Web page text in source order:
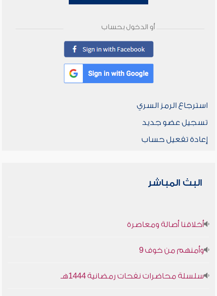
أو الدخول بحساب
استرجاع الرمز السري
تسجيل عضو جديد
إعادة تفعيل حساب
البث المباشر
أخلاقنا أصالة ومعاصرة
وأمنهم من خوف 9
سلسلة محاضرات نفحات رمضانية 1444هـ